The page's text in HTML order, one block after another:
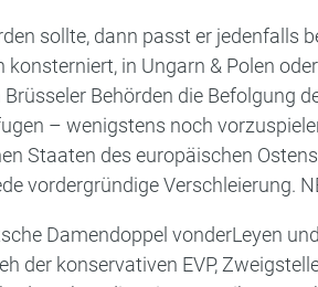
sollte, dann passt er jedenfalls
in Ungarn & Polen
Behörden die Befolgung
– wenigstens noch
Staaten des europäischen
vordergründige Verschleierung.
Damendoppel vonderLeyen
der konservativen EVP,